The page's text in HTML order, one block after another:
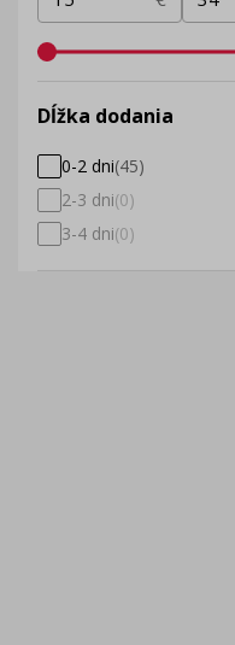
Dĺžka dodania
0-2 dni(45)
2-3 dni(0)
3-4 dni(0)